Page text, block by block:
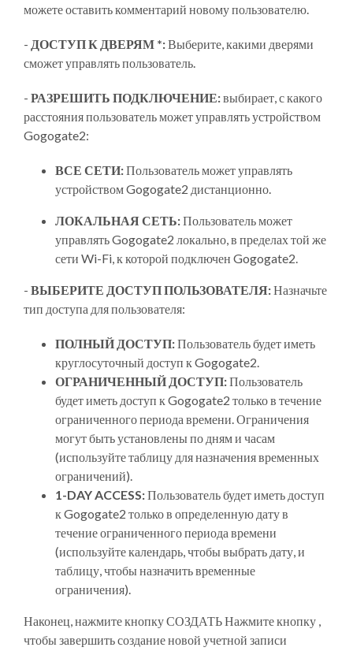
можете оставить комментарий новому пользователю.
- ДОСТУП К ДВЕРЯМ *:Выберите, какими дверями
сможет управлять пользователь.
- РАЗРЕШИТЬ ПОДКЛЮЧЕНИЕ:выбирает, с какого
расстояния пользователь может управлять устройством
Gogogate2:
ВСЕ СЕТИ:Пользователь может управлять
устройством Gogogate2 дистанционно.
ЛОКАЛЬНАЯ СЕТЬ:Пользователь может
управлять Gogogate2 локально, в пределах той же
сети Wi-Fi, к которой подключен Gogogate2.
- ВЫБЕРИТЕ ДОСТУП ПОЛЬЗОВАТЕЛЯ:Назначьте
тип доступа для пользователя:
ПОЛНЫЙ ДОСТУП:Пользователь будет иметь
круглосуточный доступ к Gogogate2.
ОГРАНИЧЕННЫЙ ДОСТУП:Пользователь
будет иметь доступ к Gogogate2 только в течение
ограниченного периода времени. Ограничения
могут быть установлены по дням и часам
(используйте таблицу для назначения временных
ограничений).
1-DAY ACCESS:Пользователь будет иметь доступ
к Gogogate2 только в определенную дату в
течение ограниченного периода времени
(используйте календарь, чтобы выбрать дату, и
таблицу, чтобы назначить временные
ограничения).
Наконец, нажмите кнопкуСОЗДАТЬНажмите кнопку ,
чтобы завершить создание новой учетной записи